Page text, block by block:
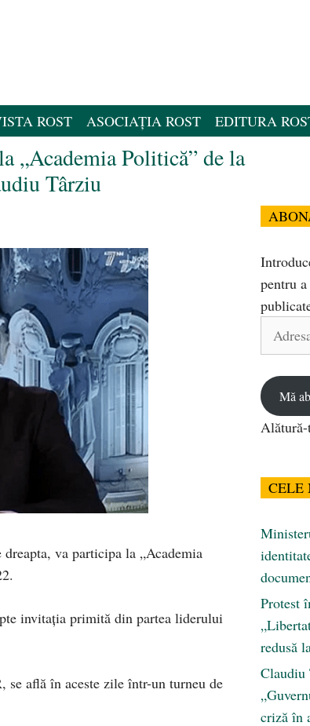
ROST ASOCIAȚIA ROST EDITURA
„Academia Politică” de la
Târziu
va participa la „Academia
invitația primită din partea liderului
află în aceste zile într-un turneu de
pentru
Adresa
Mă
CELE
Protest
redusă
Claudiu
criză în